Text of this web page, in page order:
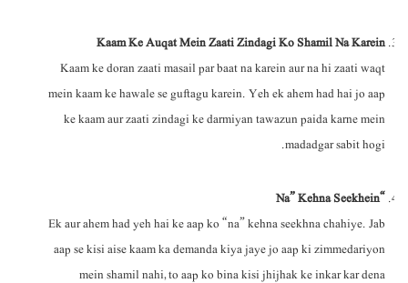
Kaam Ke Auqat Mein Zaati Zindagi Ko Shamil Na Karein
Kaam ke doran zaati masail par baat na karein aur na hi zaati waqt
mein kaam ke hawale se guftagu karein. Yeh ek ahem had hai jo aap
ke kaam aur zaati zindagi ke darmiyan tawazun paida karne mein
madadgar sabit hogi.
“Na” Kehna Seekhein
Ek aur ahem had yeh hai ke aap ko “na” kehna seekhna chahiye. Jab
aap se kisi aise kaam ka demanda kiya jaye jo aap ki zimmedariyon
mein shamil nahi, to aap ko bina kisi jhijhak ke inkar kar dena